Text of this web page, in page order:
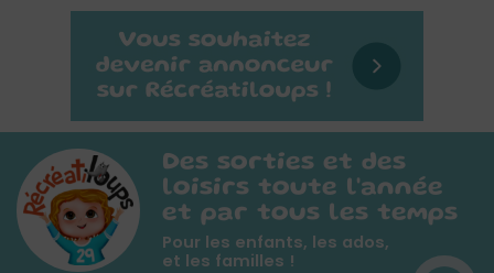
Des sorties et des
loisirs toute l'année
et par tous les temps
Pour les enfants, les ados,
et les familles !